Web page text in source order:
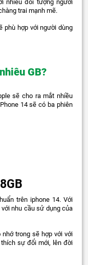
nhiều đối tượng người
trai mạnh mẽ.
phù hợp với người dùng
GB?
sẽ cho ra mắt nhiều
14 sẽ có ba phiên
trên iphone 14. Với
nhu cầu sử dụng của
nhớ trong sẽ hợp với với
sự đổi mới, lên đời